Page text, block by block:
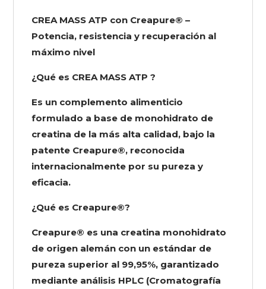
cantidad
CREA MASS ATP con Creapure® –
Potencia, resistencia y recuperación al
máximo nivel
¿Qué es CREA MASS ATP ?
Es un complemento alimenticio
formulado a base de monohidrato de
creatina de la más alta calidad, bajo la
patente Creapure®, reconocida
internacionalmente por su pureza y
eficacia.
¿Qué es Creapure®?
Creapure® es una creatina monohidrato
de origen alemán con un estándar de
pureza superior al 99,95%, garantizado
mediante análisis HPLC (Cromatografía